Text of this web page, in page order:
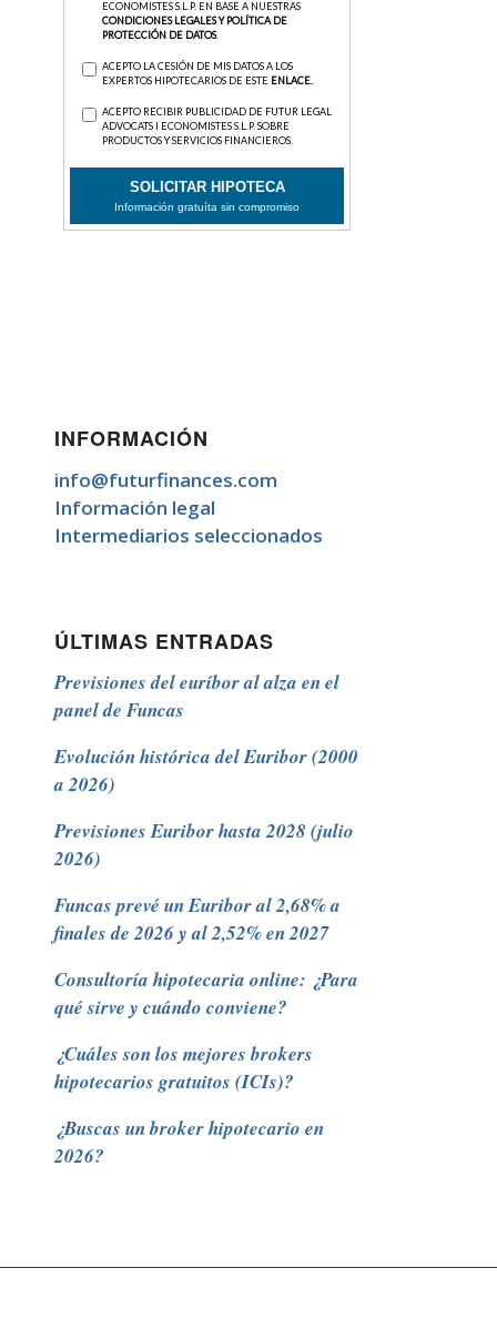
INFORMACIÓN
info@futurfinances.com
Información legal
Intermediarios seleccionados
ÚLTIMAS ENTRADAS
Previsiones del euríbor al alza en el
panel de Funcas
Evolución histórica del Euribor (2000
a 2026)
Previsiones Euribor hasta 2028 (julio
2026)
Funcas prevé un Euribor al 2,68% a
finales de 2026 y al 2,52% en 2027
Consultoría hipotecaria online: ¿Para
qué sirve y cuándo conviene?
¿Cuáles son los mejores brokers
hipotecarios gratuitos (ICIs)?
¿Buscas un broker hipotecario en
2026?